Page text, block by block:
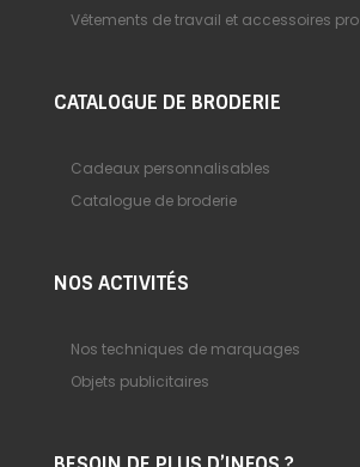
Vêtements de travail et accessoires pro
CATALOGUE DE BRODERIE
Cadeaux personnalisables
Catalogue de broderie
NOS ACTIVITÉS
Nos techniques de marquages
Objets publicitaires